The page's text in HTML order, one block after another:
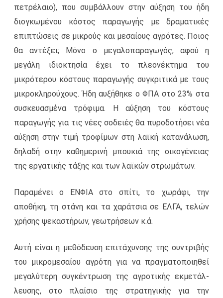
πετρέλαιο), που συμβάλλουν στην αύξηση του ήδη
διογκωμένου κόστος παραγωγής με δραματικές
επιπτώσεις σε μικρούς και μεσαίους αγρότες. Ποιος
θα αντέξει; Μόνο ο μεγαλοπαραγωγός, αφού η
μεγάλη ιδιοκτησία έχει το πλεονέκτημα του
μικρότερου κόστους παραγωγής συγκριτικά με τους
μικροκληρούχους. Ήδη αυξήθηκε ο ΦΠΑ στο 23% στα
συσκευασμένα τρόφιμα. Η αύξηση του κόστους
παραγωγής για τις νέες σοδειές θα πυροδοτήσει νέα
αύξηση στην τιμή τροφίμων στη λαϊκή κατανάλωση,
δηλαδή στην καθημερινή μπουκιά της οικογένειας
της εργατικής τάξης και των λαϊκών στρωμάτων.
Παραμένει ο ΕΝΦΙΑ στο σπίτι, το χωράφι, την
αποθήκη, τη στάνη και τα χαράτσια σε ΕΛΓΑ, τελών
χρήσης ψεκαστήρων, γεωτρήσεων κ.ά.
Αυτή είναι η μεθόδευση επιτάχυνσης της συντριβής
του μικρομεσαίου αγρότη για να πραγματοποιηθεί
μεγαλύτερη συγκέντρωση της αγροτικής εκμετάλ­
λευσης, στο πλαίσιο της στρατηγικής για την